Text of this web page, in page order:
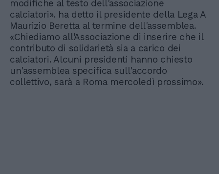
modifiche al testo dell'associazione
calciatori». ha detto il presidente della Lega A
Maurizio Beretta al termine dell'assemblea.
«Chiediamo all'Associazione di inserire che il
contributo di solidarietà sia a carico dei
calciatori. Alcuni presidenti hanno chiesto
un'assemblea specifica sull'accordo
collettivo, sarà a Roma mercoledì prossimo».